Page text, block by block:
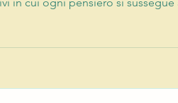
comprare un aspirapolvere
ecco, questo sarebbe